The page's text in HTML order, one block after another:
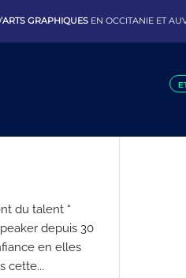
GRAPHIQUESEN OCCITANIE ET
du talent “
depuis 30
en elles
cette...